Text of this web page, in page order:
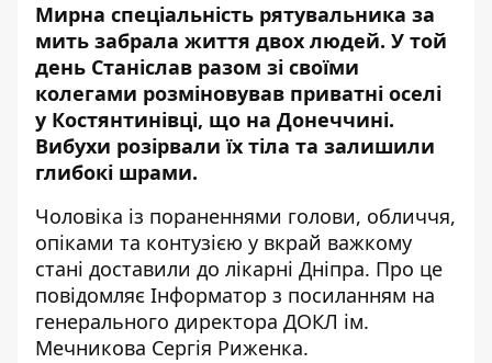
Мирна спеціальність рятувальника за
мить забрала життя двох людей. У той
день Станіслав разом зі своїми
колегами розміновував приватні оселі
у Костянтинівці, що на Донеччині.
Вибухи розірвали їх тіла та залишили
глибокі шрами.
Чоловіка із пораненнями голови, обличчя,
опіками та контузією у вкрай важкому
стані доставили до лікарні Дніпра. Про це
повідомляє Інформатор з посиланням на
генерального директора ДОКЛ ім.
Мечникова Сергія Риженка.